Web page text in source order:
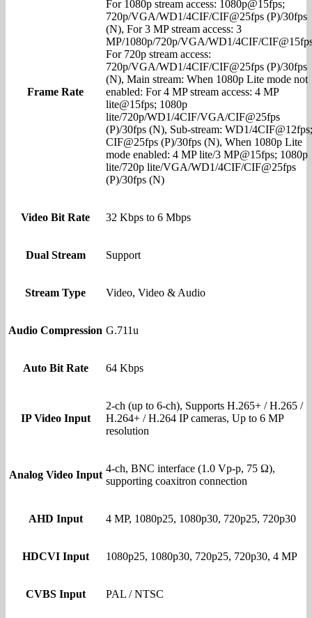
Frame Rate
For 1080p stream access: 1080p@15fps;
720p/VGA/WD1/4CIF/CIF@25fps (P)/30fps
(N), For 3 MP stream access: 3
MP/1080p/720p/VGA/WD1/4CIF/
For 720p stream access:
720p/VGA/WD1/4CIF/CIF@25fps (P)/30fps
(N), Main stream: When 1080p Lite mode not
enabled: For 4 MP stream access: 4 MP
lite@15fps; 1080p
lite/720p/WD1/4CIF/VGA/CIF@25fps
(P)/30fps (N), Sub-stream: WD1/4CIF@12fps;
CIF@25fps (P)/30fps (N), When 1080p Lite
mode enabled: 4 MP lite/3 MP@15fps; 1080p
lite/720p lite/VGA/WD1/4CIF/CIF@25fps
(P)/30fps (N)
Video Bit Rate 32 Kbps to 6 Mbps
Dual Stream Support
Stream Type Video, Video & Audio
Audio Compression G.711u
Auto Bit Rate 64 Kbps
IP Video Input
2-ch (up to 6-ch), Supports H.265+ / H.265 /
H.264+ / H.264 IP cameras, Up to 6 MP
resolution
Analog Video Input
4-ch, BNC interface (1.0 Vp-p, 75 Ω),
supporting coaxitron connection
AHD Input 4 MP, 1080p25, 1080p30, 720p25, 720p30
HDCVI Input 1080p25, 1080p30, 720p25, 720p30, 4 MP
CVBS Input PAL / NTSC